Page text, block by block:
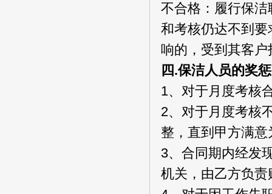
不合格：履行保
和考核仍达不到
响的，受到其客
四.保洁人员的奖惩
1、对于月度考核
2、对于月度考核
整，直到甲方满意
3、合同期内经发
机关，由乙方负